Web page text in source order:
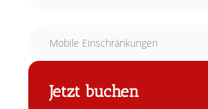
Mobile Einschränkungen
Jetzt buchen